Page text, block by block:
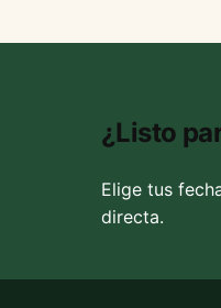
¿Listo
Elige tus
directa.